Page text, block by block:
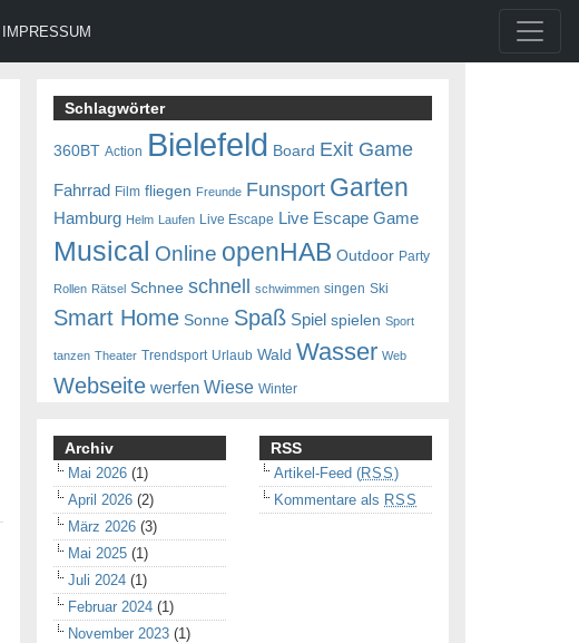
IMPRESSUM
Schlagwörter
360BT Action Bielefeld Board Exit Game
Fahrrad Film fliegen Freunde Funsport Garten
Hamburg Helm Laufen Live Escape Live Escape Game
Musical Online openHAB Outdoor Party
Rollen Rätsel Schnee schnell schwimmen singen Ski
Smart Home Sonne Spaß Spiel spielen Sport
tanzen Theater Trendsport Urlaub Wald Wasser Web
Webseite werfen Wiese Winter
Archiv
Mai 2026 (1)
April 2026 (2)
März 2026 (3)
Mai 2025 (1)
Juli 2024 (1)
Februar 2024 (1)
November 2023 (1)
RSS
Artikel-Feed (RSS)
Kommentare als RSS